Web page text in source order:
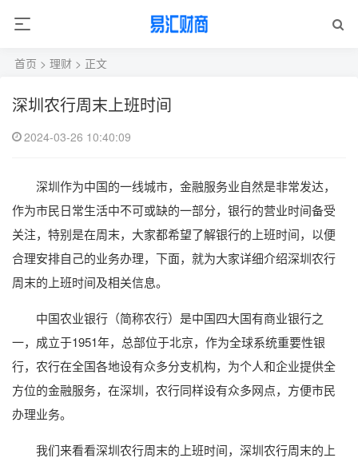
首页 > 理财 > 正文
深圳农行周末上班时间
2024-03-26 10:40:09
深圳作为中国的一线城市，金融服务业自然是非常发达，
作为市民日常生活中不可或缺的一部分，银行的营业时间备受
关注，特别是在周末，大家都希望了解银行的上班时间，以便
合理安排自己的业务办理，下面，就为大家详细介绍深圳农行
周末的上班时间及相关信息。
中国农业银行（简称农行）是中国四大国有商业银行之
一，成立于1951年，总部位于北京，作为全球系统重要性银
行，农行在全国各地设有众多分支机构，为个人和企业提供全
方位的金融服务，在深圳，农行同样设有众多网点，方便市民
办理业务。
我们来看看深圳农行周末的上班时间，深圳农行周末的上